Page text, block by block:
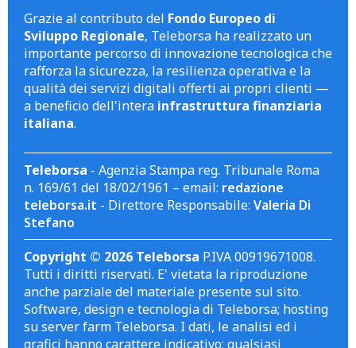
Grazie al contributo del Fondo Europeo di
Sviluppo Regionale, Teleborsa ha realizzato un
importante percorso di innovazione tecnologica che
rafforza la sicurezza, la resilienza operativa e la
qualità dei servizi digitali offerti ai propri clienti —
a beneficio dell'intera infrastruttura finanziaria
italiana.
Teleborsa - Agenzia Stampa reg. Tribunale Roma
n. 169/61 del 18/02/1961 – email: redazione
teleborsa.it - Direttore Responsabile: Valeria Di
Stefano
Copyright © 2026 Teleborsa P.IVA 00919671008.
Tutti i diritti riservati. E' vietata la riproduzione
anche parziale del materiale presente sul sito.
Software, design e tecnologia di Teleborsa; hosting
su server farm Teleborsa. I dati, le analisi ed i
grafici hanno carattere indicativo; qualsiasi